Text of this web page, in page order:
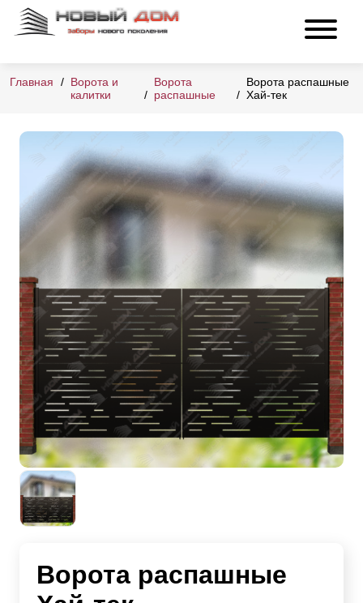
Главная
Ворота и
калитки
Ворота
распашные
Ворота распашные
Хай-тек
Ворота распашные